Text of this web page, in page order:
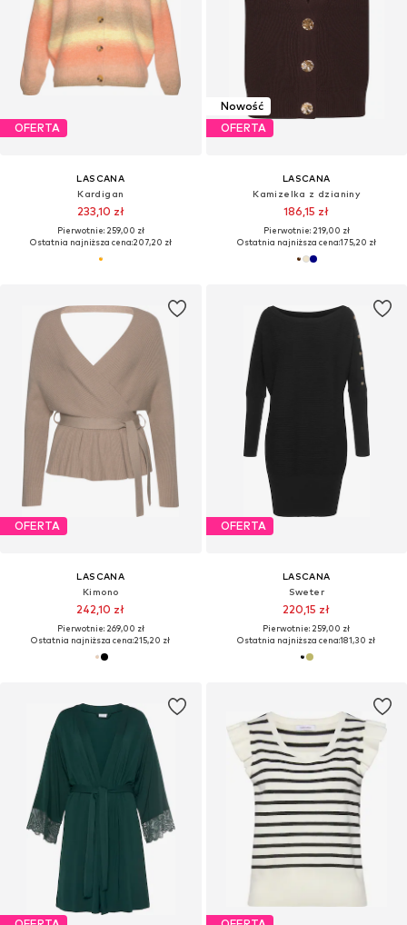
OFERTA
LASCANA
Kardigan
233,10 zł
Pierwotnie: 259,00 zł
Ostatnia najniższa cena:207,20 zł
Nowość
OFERTA
LASCANA
Kamizelka z dzianiny
186,15 zł
Pierwotnie: 219,00 zł
Ostatnia najniższa cena:175,20 zł
OFERTA
LASCANA
Kimono
242,10 zł
Pierwotnie: 269,00 zł
Ostatnia najniższa cena:215,20 zł
OFERTA
LASCANA
Sweter
220,15 zł
Pierwotnie: 259,00 zł
Ostatnia najniższa cena:181,30 zł